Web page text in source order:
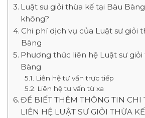
Luật sư giỏi thừa kế tại Bàu
không?
Chi phí dịch vụ của Luật sư giỏi
Bàng
Phương thức liên hệ Luật sư giỏi
Bàng
Liên hệ tư vấn trực tiếp
Liên hệ tư vấn từ xa
ĐỂ BIẾT THÊM THÔNG TIN CHI
LIÊN HỆ LUẬT SƯ GIỎI THỪA